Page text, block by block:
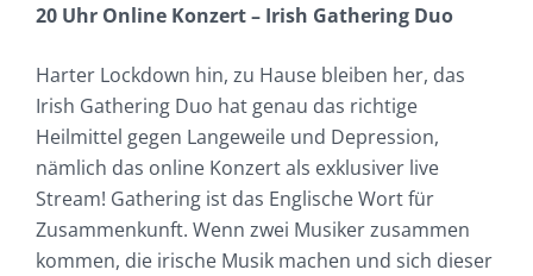
20 Uhr Online Konzert – Irish Gathering Duo
Harter Lockdown hin, zu Hause bleiben her, das
Irish Gathering Duo hat genau das richtige
Heilmittel gegen Langeweile und Depression,
nämlich das online Konzert als exklusiver live
Stream! Gathering ist das Englische Wort für
Zusammenkunft. Wenn zwei Musiker zusammen
kommen, die irische Musik machen und sich dieser